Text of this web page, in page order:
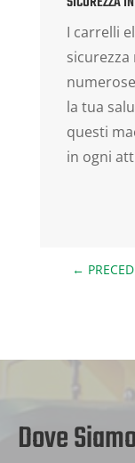
I carrelli
la tua
questi
in ogni
←
Dove